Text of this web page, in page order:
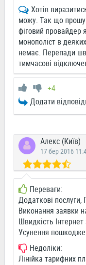
Хотів
можу. Так що
фіговий провайдер
монополіст в
немає. Перепади
тимчасові
+4
Додати
Алекс (Київ)
17 бер 2016
Переваги:
Додаткові
Виконання заявки
Швидкість
Усунення
Недоліки:
Лінійка тарифних